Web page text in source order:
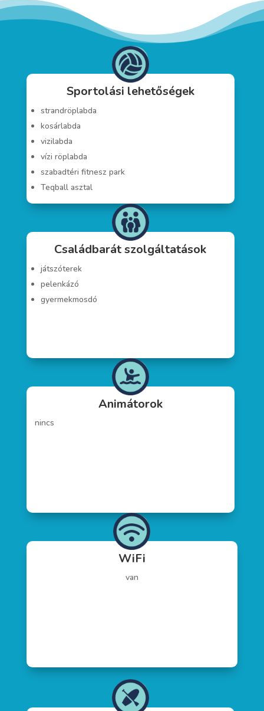
Sportolási lehetőségek
strandröplabda
kosárlabda
vizilabda
vízi röplabda
szabadtéri fitnesz park
Teqball asztal
Családbarát szolgáltatások
játszóterek
pelenkázó
gyermekmosdó
Animátorok
nincs
WiFi
van